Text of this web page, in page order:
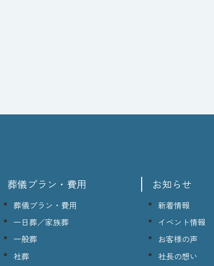
葬儀プラン・費用
葬儀プラン・費用
一日葬／家族葬
一般葬
社葬
お知らせ
新着情報
イベント情報
お客様の声
社長の想い